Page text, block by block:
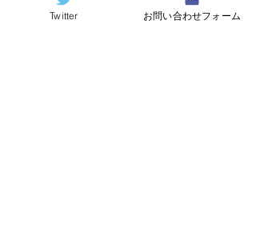
Twitter お問い合わせフォーム